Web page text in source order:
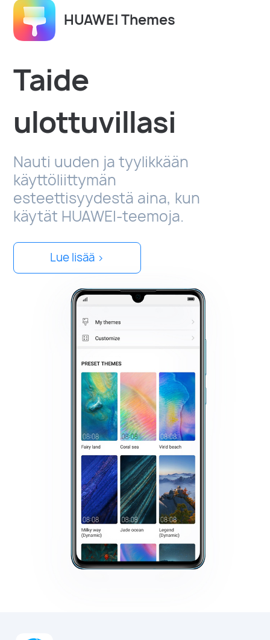
HUAWEI Themes
Taide
ulottuvillasi
Nauti uuden ja tyylikkään
käyttöliittymän
esteettisyydestä aina, kun
käytät HUAWEI-teemoja.
Lue lisää >